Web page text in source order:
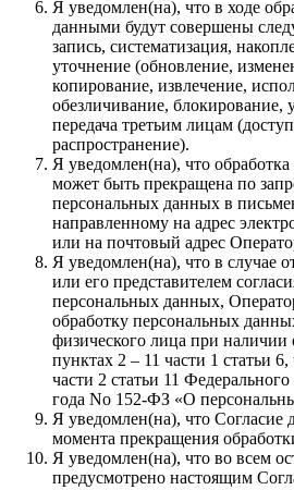
Я уведомлен(на), что в ходе
данными будут совершены
запись, систематизация,
уточнение (обновление,
копирование, извлечение,
обезличивание, блокирование,
передача третьим лицам
распространение).
Я уведомлен(на), что
может быть прекращена по
персональных данных в
направленному на адрес
или на почтовый адрес
Я уведомлен(на), что в случае
или его представителем
персональных данных,
обработку персональных
физического лица при
пунктах 2 – 11 части 1 статьи 6,
части 2 статьи 11
года No 152-ФЗ «О
Я уведомлен(на), что Согласие
момента прекращения
Я уведомлен(на), что во всем
предусмотрено настоящим